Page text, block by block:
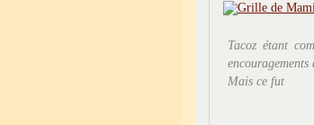
Tacoz étant
Mais ce fut